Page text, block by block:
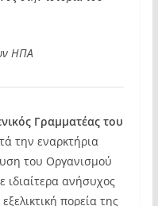
ΗΠΑ
Γραμματέας του
την εναρκτήρια
του Οργανισμού
ανήσυχος
πορεία της